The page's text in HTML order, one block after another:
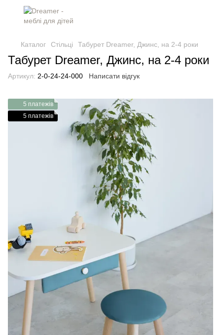
Каталог Стільці Табурет Dreamer, Джинс, на 2-4 роки
Табурет Dreamer, Джинс, на 2-4 роки
Артикул: 2-0-24-24-000 Написати відгук
5 платежів
5 платежів